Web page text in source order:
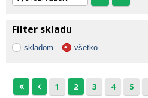
Filter skladu
skladom všetko
1 2 3 4 5